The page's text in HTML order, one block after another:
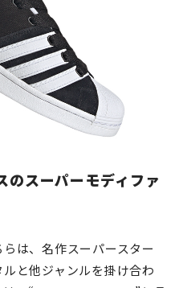
のスーパーモディファ
は、名作スーパースター
と他ジャンルを掛け合わ